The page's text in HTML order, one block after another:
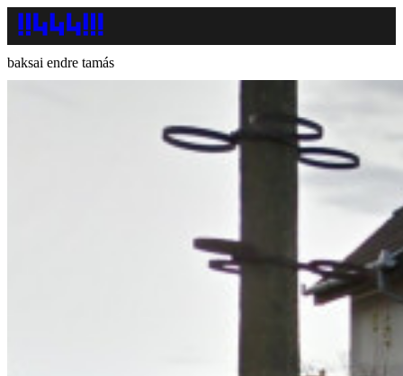
baksai endre tamás